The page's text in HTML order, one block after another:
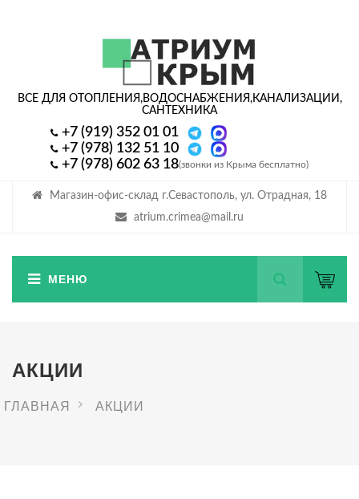
Магазин-офис-склад г.Севастополь, ул. Отрадная, 18
atrium.crimea@mail.ru
ВСЕ ДЛЯ ОТОПЛЕНИЯ,ВОДОСНАБЖЕНИЯ,КАНАЛИЗАЦИИ,
САНТЕХНИКА
+7 (919) 352 01 01
+7 (978) 132 51 10
+7 (978) 602 63 18(звонки из Крыма бесплатно)
АКЦИИ
ГЛАВНАЯ АКЦИИ